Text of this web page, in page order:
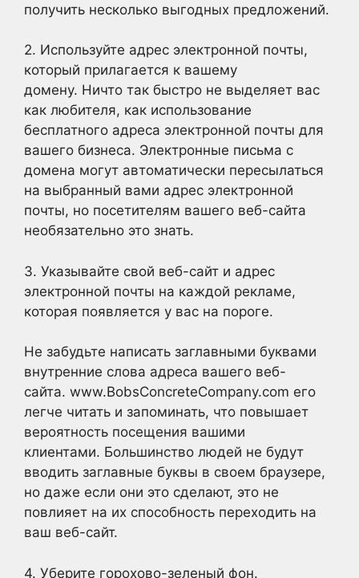
получить несколько выгодных предложений.
2. Используйте адрес электронной почты,
который прилагается к вашему
домену. Ничто так быстро не выделяет вас
как любителя, как использование
бесплатного адреса электронной почты для
вашего бизнеса. Электронные письма с
домена могут автоматически пересылаться
на выбранный вами адрес электронной
почты, но посетителям вашего веб-сайта
необязательно это знать.
3. Указывайте свой веб-сайт и адрес
электронной почты на каждой рекламе,
которая появляется у вас на пороге.
Не забудьте написать заглавными буквами
внутренние слова адреса вашего веб-
сайта. www.BobsConcreteCompany.com его
легче читать и запоминать, что повышает
вероятность посещения вашими
клиентами. Большинство людей не будут
вводить заглавные буквы в своем браузере,
но даже если они это сделают, это не
повлияет на их способность переходить на
ваш веб-сайт.
4. Уберите горохово-зеленый фон.